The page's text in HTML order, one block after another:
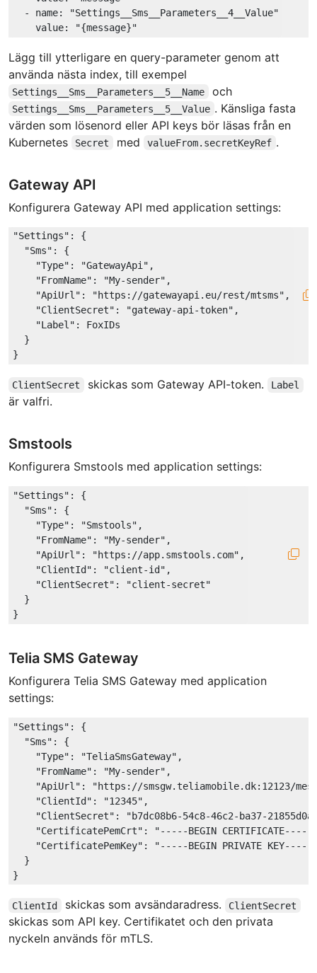
-
name:
"Settings__Sms__Parameters__4__Value"
value:
"{message}"
Lägg till ytterligare en query-parameter genom att
använda nästa index, till exempel
Settings__Sms__Parameters__5__Name och
Settings__Sms__Parameters__5__Value . Känsliga fasta
värden som lösenord eller API keys bör läsas från en
Kubernetes
Secret med valueFrom.secretKeyRef .
Gateway API
Konfigurera Gateway API med application settings:
"Settings" : {
"Sms" : {
"Type" : "GatewayApi" ,
"FromName" : "My-sender" ,
"ApiUrl" : "https://gatewayapi.eu/rest/mtsms" ,
"ClientSecret" : "gateway-api-token" ,
"Label" : FoxIDs
  }
ClientSecret skickas som Gateway API-token. Label
är valfri.
Smstools
Konfigurera Smstools med application settings:
"Settings" : {
"Sms" : {
"Type" : "Smstools" ,
"FromName" : "My-sender" ,
"ApiUrl" : "https://app.smstools.com" ,
"ClientId" : "client-id" ,
"ClientSecret" :
"client-secret"
  }
Telia SMS Gateway
Konfigurera Telia SMS Gateway med application
settings:
"Settings" : {
"Sms" : {
"Type" : "TeliaSmsGateway" ,
"FromName" : "My-sender" ,
"ApiUrl" :
"https://smsgw.teliamobile.dk:12123/
"ClientId" : "12345" ,
"ClientSecret" :
"b7dc08b6-54c8-46c2-ba37-
"CertificatePemCrt" :
"-----BEGIN
"CertificatePemKey" :
"-----BEGIN PRIVATE
  }
ClientId skickas som avsändaradress. ClientSecret
skickas som API key. Certifikatet och den privata
nyckeln används för mTLS.